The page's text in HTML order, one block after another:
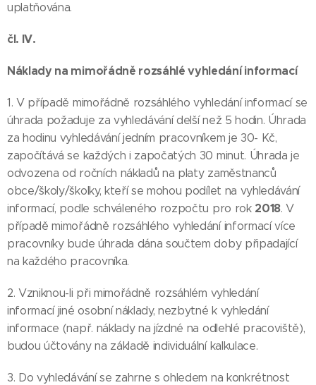
uplatňována.
čl. IV.
Náklady na mimořádně rozsáhlé vyhledání informací
1. V případě mimořádně rozsáhlého vyhledání informací se
úhrada požaduje za vyhledávání delší než 5 hodin. Úhrada
za hodinu vyhledávání jedním pracovníkem je 30- Kč,
započítává se každých i započatých 30 minut. Úhrada je
odvozena od ročních nákladů na platy zaměstnanců
obce/školy/školky, kteří se mohou podílet na vyhledávání
informací, podle schváleného rozpočtu pro rok 2018. V
případě mimořádně rozsáhlého vyhledání informací více
pracovníky bude úhrada dána součtem doby připadající
na každého pracovníka.
2. Vzniknou-li při mimořádně rozsáhlém vyhledání
informací jiné osobní náklady, nezbytné k vyhledání
informace (např. náklady na jízdné na odlehlé pracoviště),
budou účtovány na základě individuální kalkulace.
3. Do vyhledávání se zahrne s ohledem na konkrétnost